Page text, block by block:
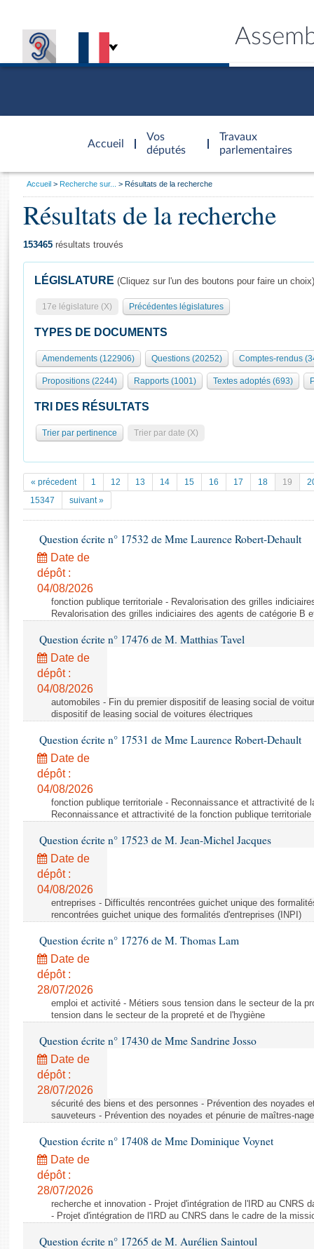
Accueil
d'accueil
Vos
députés
Travaux
parlementaires
Présidence
577 députés
Groupes politiques
Séance publique
Commissions et autres organes
Europe et International
Pétitions
Documents parlementaires
Projets de loi
Propositions de loi
Amendements
Textes adoptés
Rapports d'information
Rapports législatifs
Rapports sur l'application des lois
Baromètre de l’application des lois
Dossiers législatifs
Budget et sécurité sociale
Questions écrites et orales
Comptes rendus des débats
Général
Rôle et pouvoirs de l'Assemblée
Organisation de l'Assemblée
Présidence Conférence des Présidents Bureau Collège des
Statistiques et chiffres clés
Documents de référence
( Constitution | Règlement de l'Assemblée ... )
Histoire
Juniors
Anciennes législatures
Liens vers les sites publics
Visiter l'Assemblée
Visite virtuelle du palais Bourbon
Assister à une séance
La Bibliothèque
Les archives
Contacts et plan d'accès
Photos libres de droit
Vous
Accueil Recherche sur... Résultats de la recherche
Résultats de la recherche
153465 résultats trouvés
LÉGISLATURE (Cliquez sur l'un des boutons pour faire un choix)
17e législature (X) Précédentes législatures
TYPES DE DOCUMENTS
Amendements (122906) Questions (20252) Comptes-rendus
Propositions (2244) Rapports (1001) Textes adoptés (693)
TRI DES RÉSULTATS
Trier par pertinence Trier par date (X)
« précedent 1 12 13 14 15 16 17 18 19
15347
suivant »
Question écrite n° 17532 de Mme Laurence Robert-Dehault
Date de
dépôt :
04/08/2026
fonction publique territoriale - Revalorisation des grilles
Revalorisation des grilles indiciaires des agents de catégorie B
Question écrite n° 17476 de M. Matthias Tavel
Date de
dépôt :
04/08/2026
automobiles - Fin du premier dispositif de leasing social de
dispositif de leasing social de voitures électriques
Question écrite n° 17531 de Mme Laurence Robert-Dehault
Date de
dépôt :
04/08/2026
fonction publique territoriale - Reconnaissance et attractivité de
Reconnaissance et attractivité de la fonction publique territoriale
Question écrite n° 17523 de M. Jean-Michel Jacques
Date de
dépôt :
04/08/2026
entreprises - Difficultés rencontrées guichet unique des
rencontrées guichet unique des formalités d'entreprises (INPI)
Question écrite n° 17276 de M. Thomas Lam
Date de
dépôt :
28/07/2026
emploi et activité - Métiers sous tension dans le secteur de la
tension dans le secteur de la propreté et de l'hygiène
Question écrite n° 17430 de Mme Sandrine Josso
Date de
dépôt :
28/07/2026
sécurité des biens et des personnes - Prévention des noyades
sauveteurs - Prévention des noyades et pénurie de maîtres-
Question écrite n° 17408 de Mme Dominique Voynet
Date de
dépôt :
28/07/2026
recherche et innovation - Projet d'intégration de l'IRD au CNRS
- Projet d'intégration de l'IRD au CNRS dans le cadre de la
Question écrite n° 17265 de M. Aurélien Saintoul